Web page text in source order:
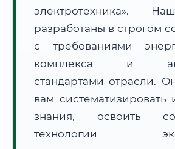
📜 Документы и аккредитация
Нажмите на документ для
электротехника».
разработаны в строгом
с требованиями
комплекса и
стандартами отрасли.
вам
знания, освоить
технологии